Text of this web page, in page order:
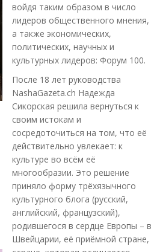
войдя таким образом в число
лидеров общественного мнения,
а также экономических,
политических, научных и
культурных лидеров: Форум 100.
После 18 лет руководства
NashaGazeta.ch Надежда
Сикорская решила вернуться к
своим истокам и
сосредоточиться на том, что её
действительно увлекает: к
культуре во всём её
многообразии. Это решение
приняло форму трёхязычного
культурного блога (русский,
английский, французский),
родившегося в сердце Европы – в
Швейцарии, её приёмной стране,